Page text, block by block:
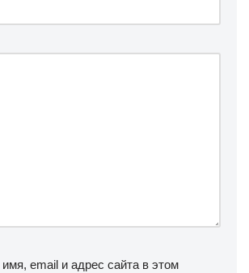
email и адрес сайта в этом